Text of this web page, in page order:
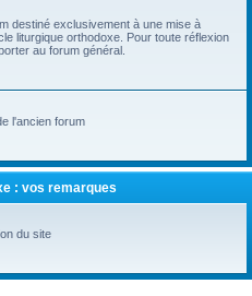
destiné exclusivement à une mise à
liturgique orthodoxe. Pour toute réflexion
au forum général.
l'ancien forum
: vos remarques
du site